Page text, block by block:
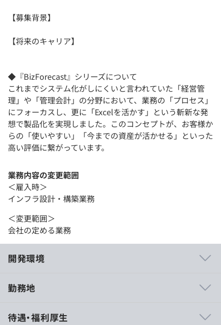
【募集背景】
【将来のキャリア】
◆『BizForecast』シリーズについて
これまでシステム化がしにくいと言われていた「経営管
理」や「管理会計」の分野において、業務の「プロセス」
にフォーカスし、更に「Excelを活かす」という斬新な発
想で製品化を実現しました。このコンセプトが、お客様か
らの「使いやすい」「今までの資産が活かせる」といった
高い評価に繋がっています。
業務内容の変更範囲
＜雇入時＞
インフラ設計・構築業務
＜変更範囲＞
会社の定める業務
開発環境
業務アプリケーションの開発が中心となりますが、クラウ
勤務地
待遇・福利厚生